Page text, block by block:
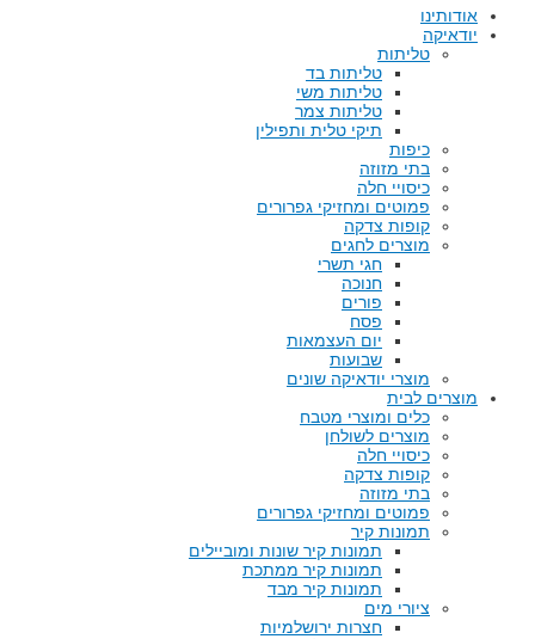
אודותינו
יודאיקה
טליתות
טליתות בד
טליתות משי
טליתות צמר
תיקי טלית ותפילין
כיפות
בתי מזוזה
כיסויי חלה
פמוטים ומחזיקי גפרורים
קופות צדקה
מוצרים לחגים
חגי תשרי
חנוכה
פורים
פסח
יום העצמאות
שבועות
מוצרי יודאיקה שונים
מוצרים לבית
כלים ומוצרי מטבח
מוצרים לשולחן
כיסויי חלה
קופות צדקה
בתי מזוזה
פמוטים ומחזיקי גפרורים
תמונות קיר
תמונות קיר שונות ומוביילים
תמונות קיר ממתכת
תמונות קיר מבד
ציורי מים
חצרות ירושלמיות